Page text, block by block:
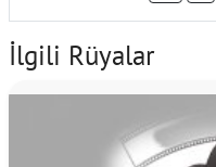
İlgili Rüyalar